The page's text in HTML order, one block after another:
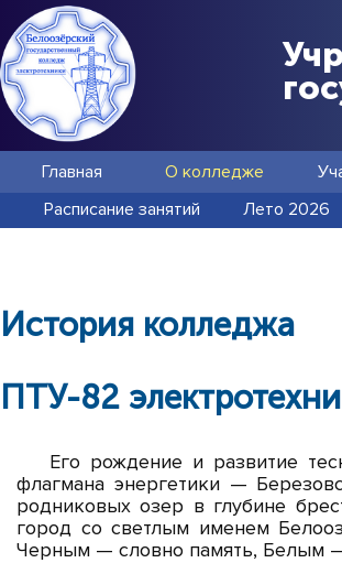
Главная О колледже
Расписание занятий
Лето 2026
История колледжа
ПТУ-82
Его рождение и развитие
флагмана энергетики —
родниковых озер в глубине
город со светлым именем
Черным — словно память, Белым